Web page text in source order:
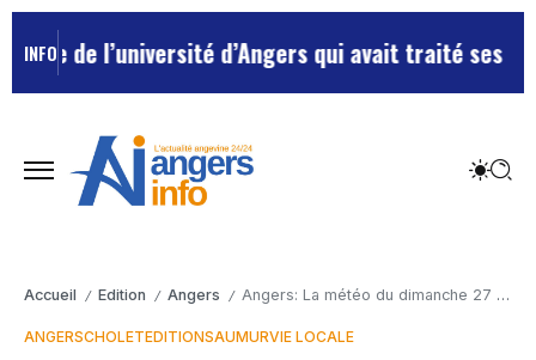
INFOde l’université d’Angers qui avait traité ses
Accueil / Edition / Angers / Angers: La météo du dimanche 27 mars 2011
ANGERSCHOLETEDITIONSAUMURVIE LOCALE